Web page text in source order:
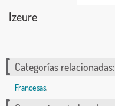
Izeure
Categorías relacionadas:
Francesas,